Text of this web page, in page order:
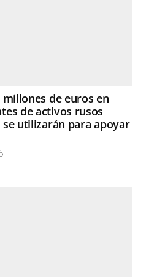
millones de euros en
de activos rusos
utilizarán para apoyar